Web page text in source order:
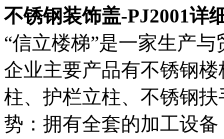
不锈钢装饰盖-PJ2001详
“信立楼梯”是一家生产
企业主要产品有不锈钢
柱、护栏立柱、不锈钢
势：拥有全套的加工设